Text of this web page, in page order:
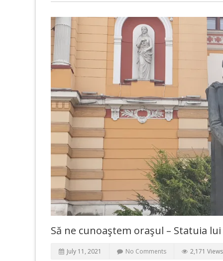
Să ne cunoaştem oraşul – Statuia
July 11, 2021 No Comments 2,171 Views